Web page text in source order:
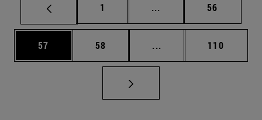
Página
1 ... Páginas intermedias
Página
56
Página
57 Página
58 ... Páginas intermedias
Página
110